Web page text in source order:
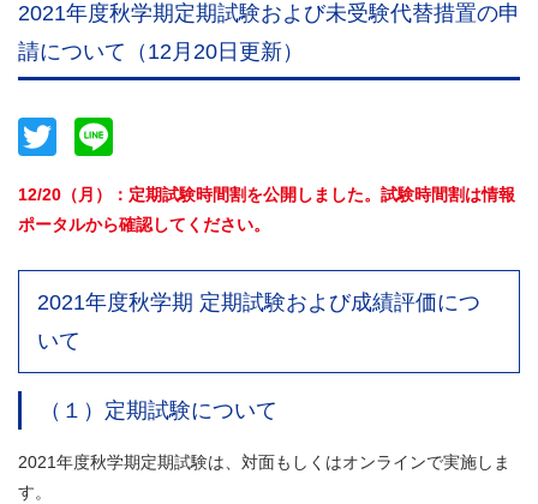
2021年度秋学期定期試験および未受験代替措置の申
請について（12月20日更新）
Twitter
12/20（月）：定期試験時間割を公開しました。試験時間割は情報
ポータルから確認してください。
2021年度秋学期 定期試験および成績評価につ
いて
（１）定期試験について
2021年度秋学期定期試験は、対面もしくはオンラインで実施しま
す。